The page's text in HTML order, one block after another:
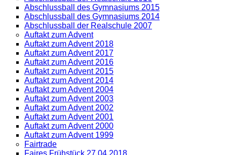
Abschlussball des Gymnasiums 2015
Abschlussball des Gymnasiums 2014
Abschlussball der Realschule 2007
Auftakt zum Advent
Auftakt zum Advent 2018
Auftakt zum Advent 2017
Auftakt zum Advent 2016
Auftakt zum Advent 2015
Auftakt zum Advent 2014
Auftakt zum Advent 2004
Auftakt zum Advent 2003
Auftakt zum Advent 2002
Auftakt zum Advent 2001
Auftakt zum Advent 2000
Auftakt zum Advent 1999
Fairtrade
Faires Frühstück 27.04.2018